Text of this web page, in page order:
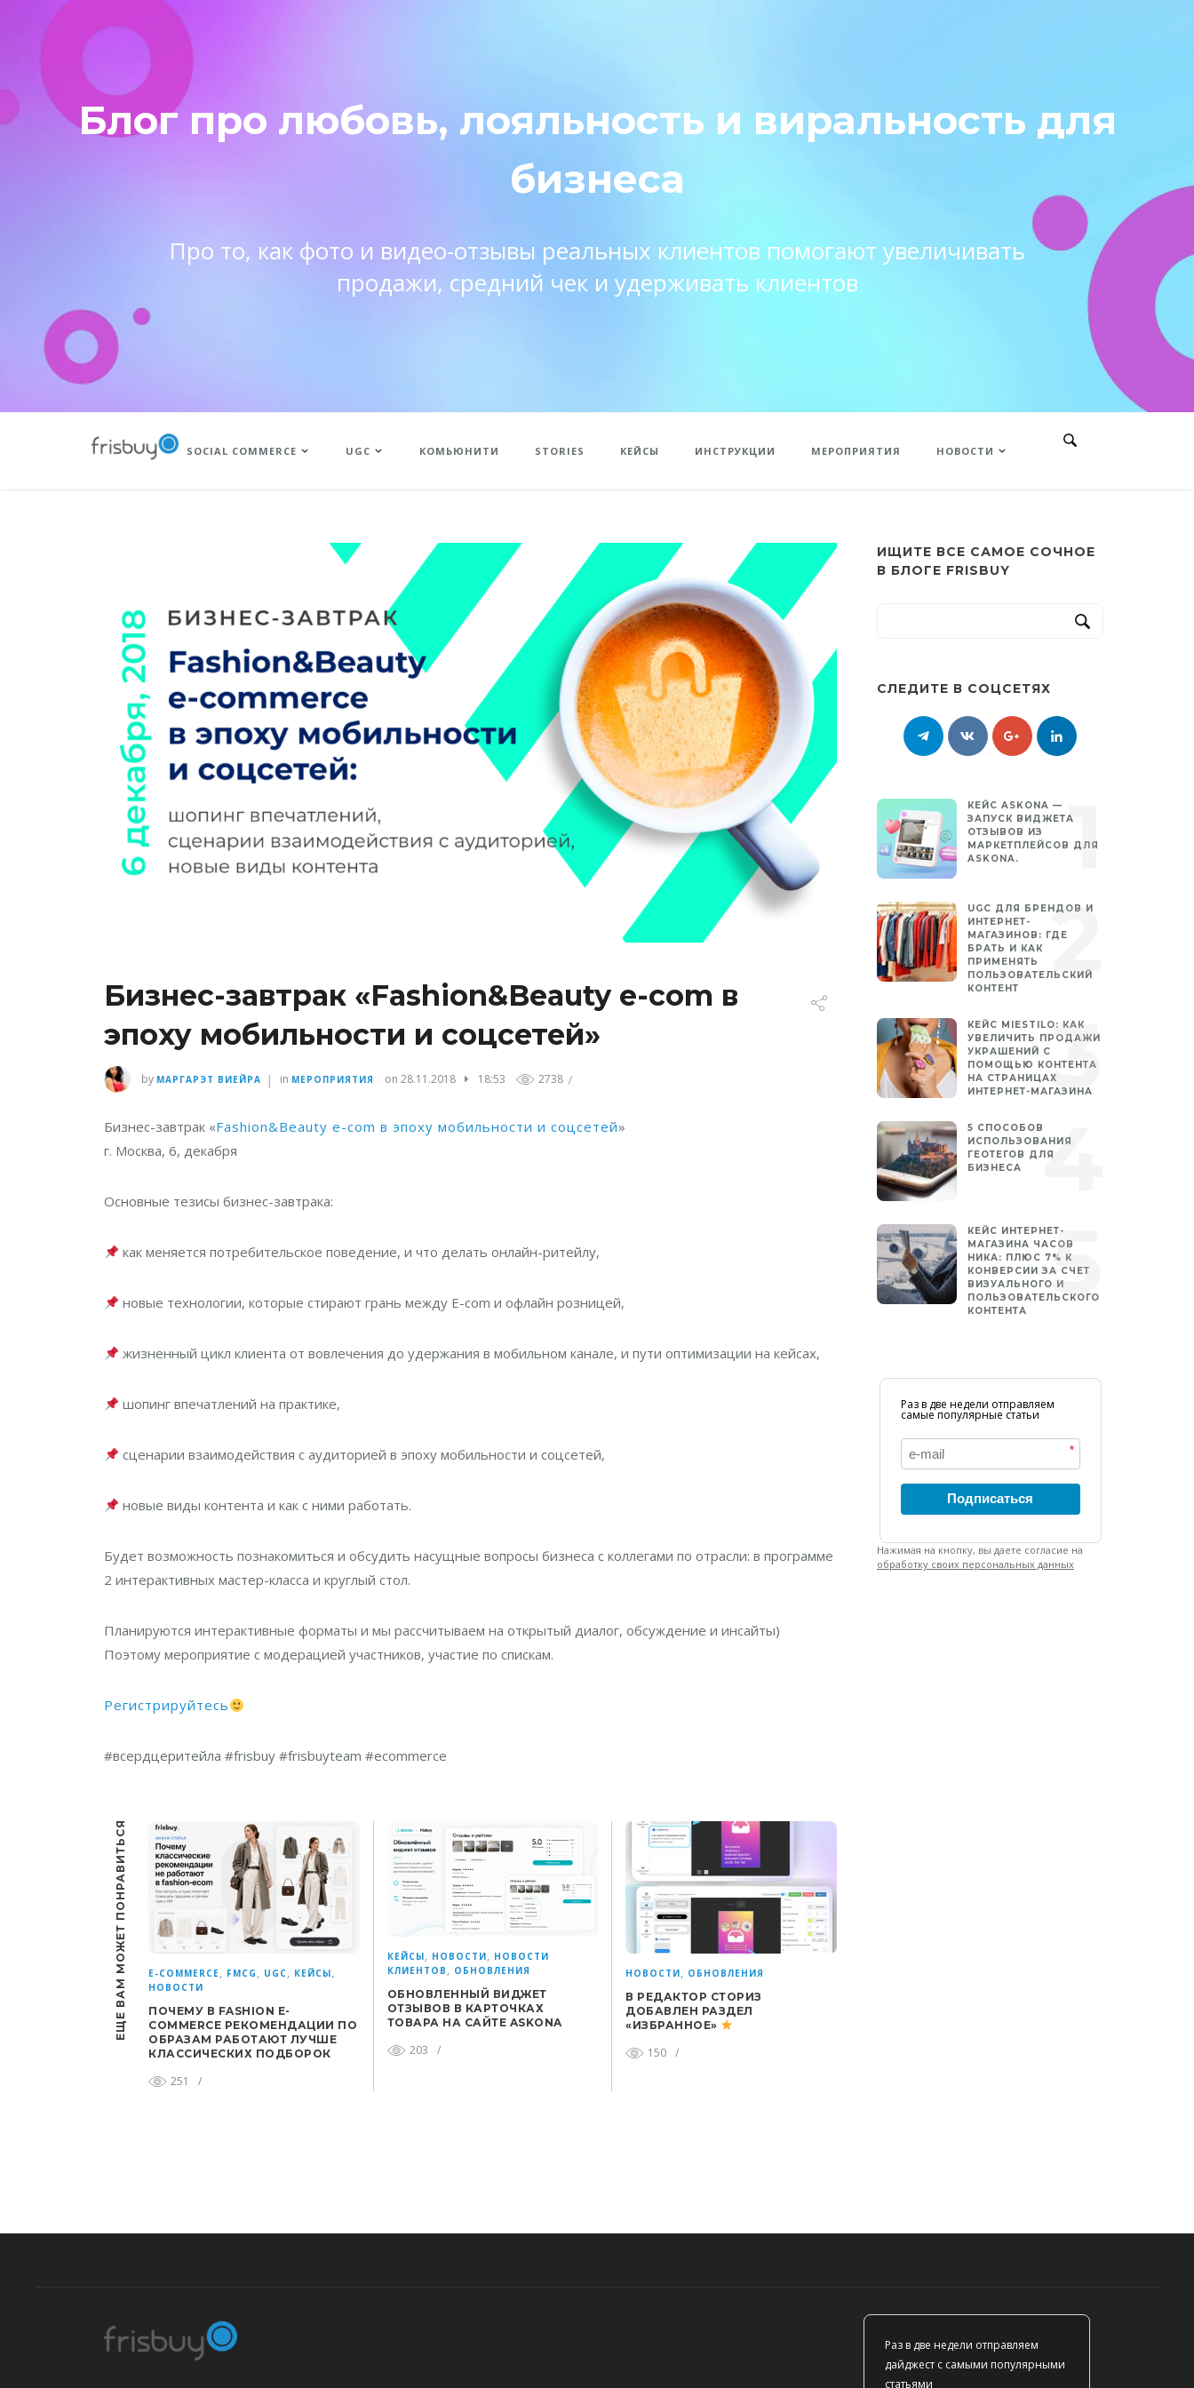
Блог про любовь, лояльность и виральность для
бизнеса
Про то, как фото и видео-отзывы реальных клиентов помогают увеличивать
продажи, средний чек и удерживать клиентов
SOCIAL COMMERCE UGC КОМЬЮНИТИ STORIES КЕЙСЫ ИНСТРУКЦИИ МЕРОПРИЯТИЯ НОВОСТИ
Бизнес-завтрак «Fashion&Beauty e-com в
эпоху мобильности и соцсетей»
by МАРГАРЭТ ВИЕЙРА | in МЕРОПРИЯТИЯ on 28.11.2018 18:53 2738 /
Бизнес-завтрак «Fashion&Beauty e-com в эпоху мобильности и соцсетей»
г. Москва, 6, декабря
Основные тезисы бизнес-завтрака:
как меняется потребительское поведение, и что делать онлайн-ритейлу,
новые технологии, которые стирают грань между E-com и офлайн розницей,
жизненный цикл клиента от вовлечения до удержания в мобильном канале, и пути оптимизации на кейсах,
шопинг впечатлений на практике,
сценарии взаимодействия с аудиторией в эпоху мобильности и соцсетей,
новые виды контента и как с ними работать.
Будет возможность познакомиться и обсудить насущные вопросы бизнеса с коллегами по отрасли: в программе
2 интерактивных мастер-класса и круглый стол.
Планируются интерактивные форматы и мы рассчитываем на открытый диалог, обсуждение и инсайты)
Поэтому мероприятие с модерацией участников, участие по спискам.
Регистрируйтесь
#всердцеритейла #frisbuy #frisbuyteam #ecommerce
ЕЩЕ ВАМ МОЖЕТ ПОНРАВИТЬСЯ E-COMMERCE, FMCG , UGC , КЕЙСЫ,
НОВОСТИ
ПОЧЕМУ В FASHION E-
COMMERCE РЕКОМЕНДАЦИИ ПО
ОБРАЗАМ РАБОТАЮТ ЛУЧШЕ
КЛАССИЧЕСКИХ ПОДБОРОК
251 /
КЕЙСЫ, НОВОСТИ, НОВОСТИ
КЛИЕНТОВ , ОБНОВЛЕНИЯ
ОБНОВЛЕННЫЙ ВИДЖЕТ
ОТЗЫВОВ В КАРТОЧКАХ
ТОВАРА НА САЙТЕ ASKONA
203 /
НОВОСТИ, ОБНОВЛЕНИЯ
В РЕДАКТОР СТОРИЗ
ДОБАВЛЕН РАЗДЕЛ
«ИЗБРАННОЕ»
150 /
ИЩИТЕ ВСЕ САМОЕ СОЧНОЕ
В БЛОГЕ FRISBUY
СЛЕДИТЕ В СОЦСЕТЯХ
КЕЙС ASKONA —
ЗАПУСК ВИДЖЕТА
ОТЗЫВОВ ИЗ
МАРКЕТПЛЕЙСОВ ДЛЯ
ASKONA.
UGC ДЛЯ БРЕНДОВ И
ИНТЕРНЕТ-
МАГАЗИНОВ: ГДЕ
БРАТЬ И КАК
ПРИМЕНЯТЬ
ПОЛЬЗОВАТЕЛЬСКИЙ
КОНТЕНТ
КЕЙС MIESTILO: КАК
УВЕЛИЧИТЬ ПРОДАЖИ
УКРАШЕНИЙ С
ПОМОЩЬЮ КОНТЕНТА
НА СТРАНИЦАХ
ИНТЕРНЕТ-МАГАЗИНА
5 СПОСОБОВ
ИСПОЛЬЗОВАНИЯ
ГЕОТЕГОВ ДЛЯ
БИЗНЕСА
КЕЙС ИНТЕРНЕТ-
МАГАЗИНА ЧАСОВ
НИКА: ПЛЮС 7% К
КОНВЕРСИИ ЗА СЧЕТ
ВИЗУАЛЬНОГО И
ПОЛЬЗОВАТЕЛЬСКОГО
КОНТЕНТА
Раз в две недели отправляем
самые популярные статьи
*
Подписаться
Нажимая на кнопку, вы даете согласие на
обработку своих персональных данных
Раз в две недели отправляем
дайджест с самыми популярными
статьями